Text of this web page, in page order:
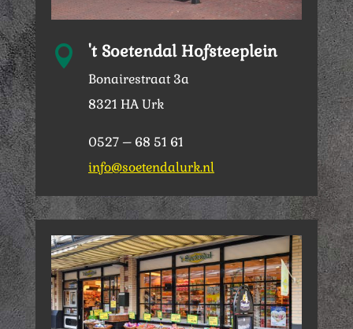
 't Soetendal Hofsteeplein
Bonairestraat 3a
8321 HA Urk
0527 – 68 51 61
info@soetendalurk.nl